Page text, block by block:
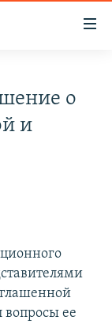
о
и
ее